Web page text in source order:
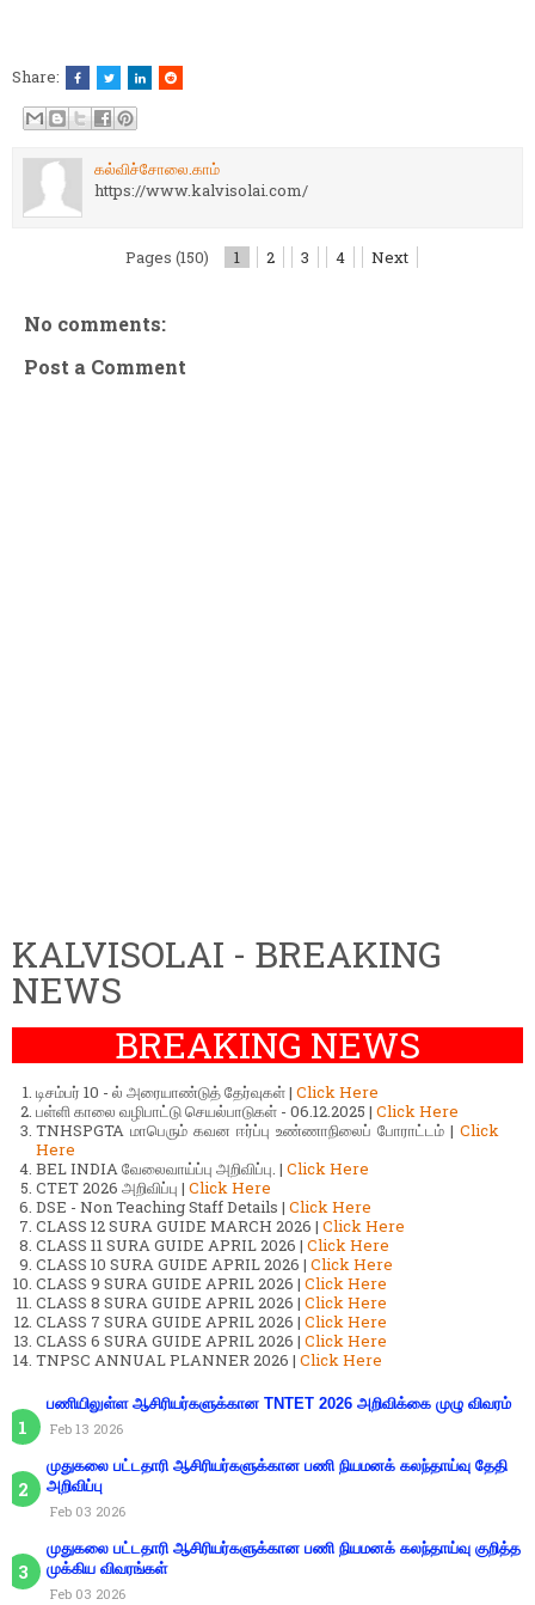
Share:
கல்விச்சோலை.காம்
https://www.kalvisolai.com/
Pages (150) 1 2 3 4 Next
No comments:
Post a Comment
KALVISOLAI - BREAKING
NEWS
BREAKING NEWS
டிசம்பர் 10 - ல் அரையாண்டுத் தேர்வுகள் | Click Here
பள்ளி காலை வழிபாட்டு செயல்பாடுகள் - 06.12.2025 | Click Here
TNHSPGTA மாபெரும் கவன ஈர்ப்பு உண்ணாநிலைப் போராட்டம் | Click
Here
BEL INDIA வேலைவாய்ப்பு அறிவிப்பு. | Click Here
CTET 2026 அறிவிப்பு | Click Here
DSE - Non Teaching Staff Details | Click Here
CLASS 12 SURA GUIDE MARCH 2026 | Click Here
CLASS 11 SURA GUIDE APRIL 2026 | Click Here
CLASS 10 SURA GUIDE APRIL 2026 | Click Here
CLASS 9 SURA GUIDE APRIL 2026 | Click Here
CLASS 8 SURA GUIDE APRIL 2026 | Click Here
CLASS 7 SURA GUIDE APRIL 2026 | Click Here
CLASS 6 SURA GUIDE APRIL 2026 | Click Here
TNPSC ANNUAL PLANNER 2026 | Click Here
பணியிலுள்ள ஆசிரியர்களுக்கான TNTET 2026 அறிவிக்கை முழு விவரம்
Feb 13 2026
முதுகலை பட்டதாரி ஆசிரியர்களுக்கான பணி நியமனக் கலந்தாய்வு தேதி
அறிவிப்பு
Feb 03 2026
முதுகலை பட்டதாரி ஆசிரியர்களுக்கான பணி நியமனக் கலந்தாய்வு குறித்த
முக்கிய விவரங்கள்
Feb 03 2026